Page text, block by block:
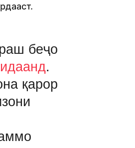
беҷо
.
қарор